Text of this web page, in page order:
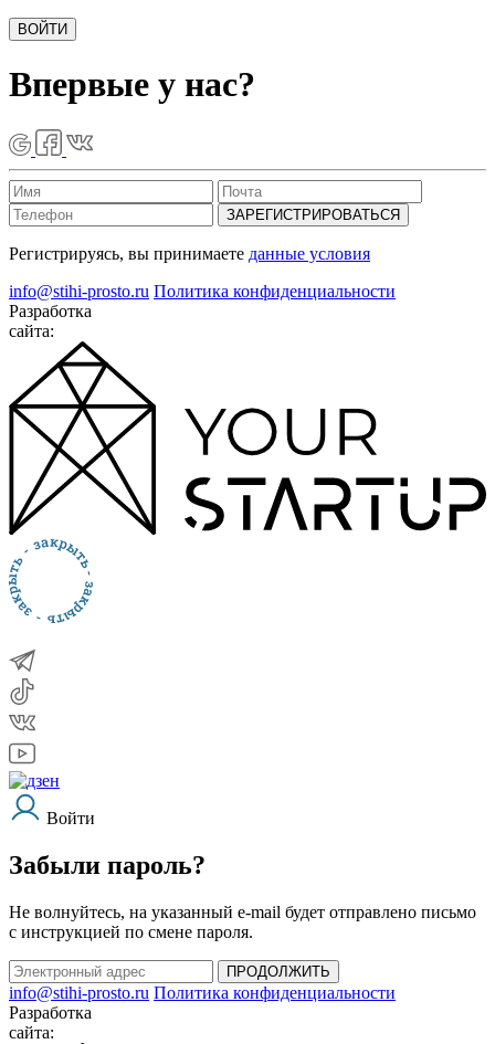
ВОЙТИ
Впервые у нас?
ЗАРЕГИСТРИРОВАТЬСЯ
Регистрируясь, вы принимаете данные условия
info@stihi-prosto.ru Политика конфиденциальности
Разработка
сайта:
Войти
Забыли пароль?
Не волнуйтесь, на указанный e-mail будет отправлено письмо
с инструкцией по смене пароля.
ПРОДОЛЖИТЬ
info@stihi-prosto.ru Политика конфиденциальности
Разработка
сайта: